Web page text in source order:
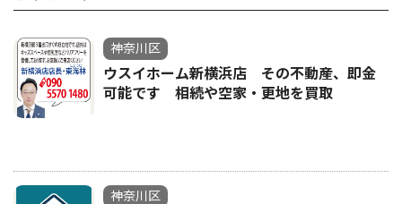
神奈川区
ウスイホーム新横浜店 その不動産、即金
可能です 相続や空家・更地を買取
神奈川区